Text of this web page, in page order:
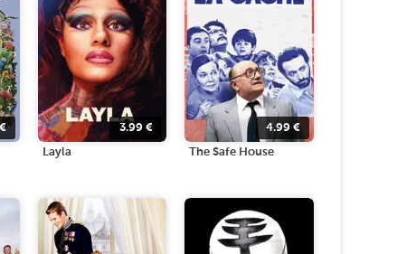
3.99 €
Layla
4.99€
The Safe House